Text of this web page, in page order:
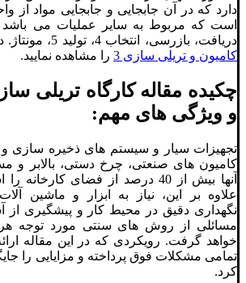
دارد که در آن جابجایی و جابجایی مواد از
است که مربوط به سایر عملیات می باشد
دریافت، بازرسی، انتخاب 4، تولید 5، مونتاژ. در ادامه
کامیون و تریلی سازی 3
را مشاهده نمایید.
چکیده مقاله کارگاه تریلی
و ویژگی های مهم:
تجهیزات سیار و سیستم های ذخیره سازی و
کامیون های صنعتی، چرخ دستی، بالابر و
آنها بیش از 40 درصد از فضای
علاوه بر این، نیاز به ابزار و ماشین
نگهداری دقیق در محیط کار و پیشگیری از
مسائلی از روش های سنتی مورد توجه
خواهد گرفت. رویکردی که در این مقاله
تمامی مشکلات فوق پرداخته و مزایایی را
کرد.